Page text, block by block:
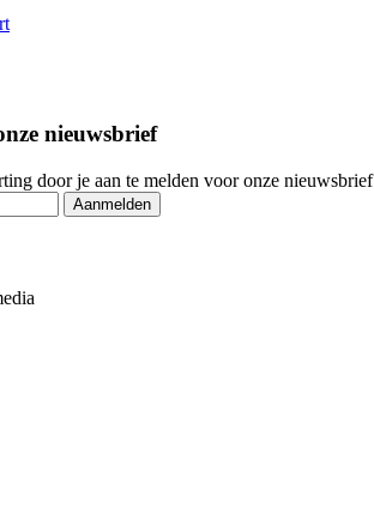
nieuwsbrief
door je aan te melden voor onze nieuwsbrief
Aanmelden